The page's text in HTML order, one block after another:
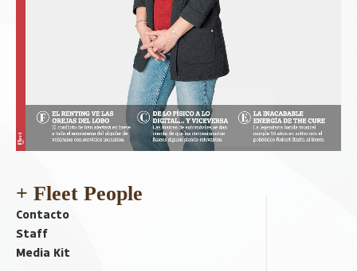
+ Fleet People
Contacto
Staff
Media Kit